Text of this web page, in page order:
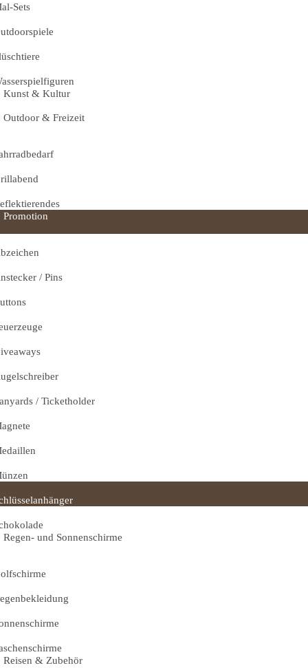
Sets
Kunst & Kultur
Outdoor & Freizeit
Promotion
/ Pins
/ Ticketholder
Regen- und Sonnenschirme
Reisen & Zubehör